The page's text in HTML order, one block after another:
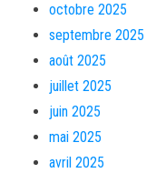
octobre 2025
septembre 2025
août 2025
juillet 2025
juin 2025
mai 2025
avril 2025